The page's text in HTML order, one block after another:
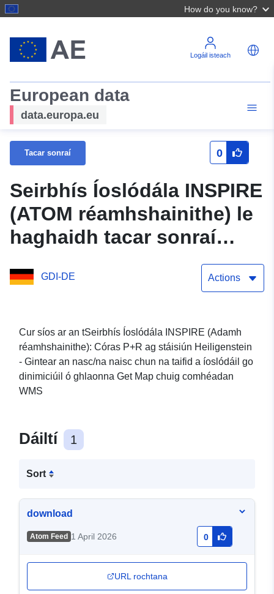
How do you know?
Logáil isteach
European data
data.europa.eu
Tacar sonraí 0
Seirbhís Íoslódála INSPIRE
(ATOM réamhshainithe) le
haghaidh tacar sonraí
córas P + R ag stáisiún
Heiligenstein
GDI-DE Actions
Cur síos ar an tSeirbhís Íoslódála INSPIRE (Adamh
réamhshainithe): Córas P+R ag stáisiún Heiligenstein
- Gintear an nasc/na naisc chun na taifid a íoslódáil go
dinimiciúil ó ghlaonna Get Map chuig comhéadan
WMS
Dáiltí 1
Sort
download
Atom Feed 1 April 2026 0
URL rochtana